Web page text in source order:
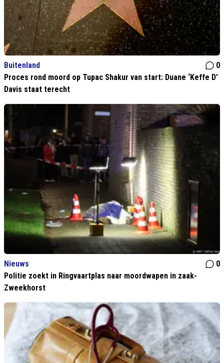
Buitenland
0
Proces rond moord op Tupac Shakur van start: Duane ‘Keffe D’
Davis staat terecht
Nieuws
0
Politie zoekt in Ringvaartplas naar moordwapen in zaak-
Zweekhorst